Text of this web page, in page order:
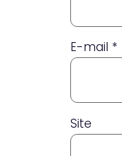
E-mail *
Site